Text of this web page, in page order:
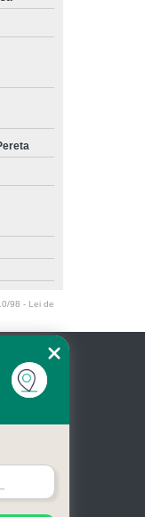
98 - Lei de
do site